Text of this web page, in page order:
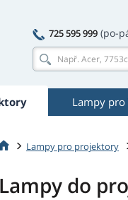
725 595 999 (po-
Lampy pro
Lampy pro projektory
Lampy do